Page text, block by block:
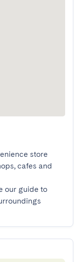
store
cafes and
our guide to